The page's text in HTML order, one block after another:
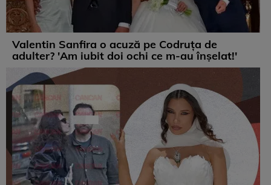
Valentin Sanfira o acuză pe Codruța de
adulter? 'Am iubit doi ochi ce m-au înșelat!'